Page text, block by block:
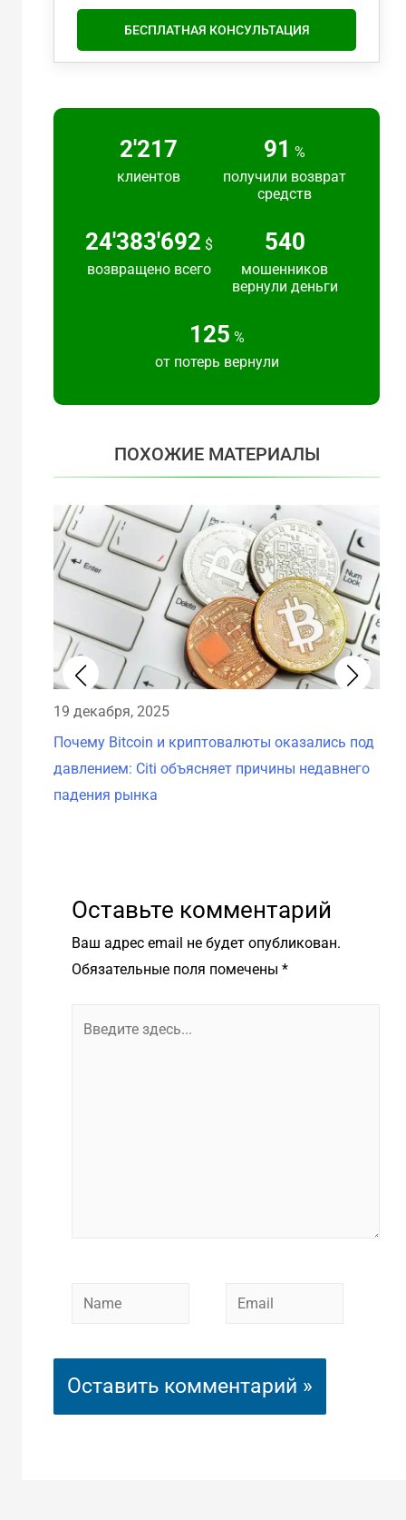
БЕСПЛАТНАЯ КОНСУЛЬТАЦИЯ
2'217
клиентов
91 %
получили возврат
средств
24'383'692 $
возвращено всего
540
мошенников
вернули деньги
125 %
от потерь вернули
ПОХОЖИЕ МАТЕРИАЛЫ
19 декабря, 2025
Почему Bitcoin и криптовалюты оказались под
давлением: Citi объясняет причины недавнего
падения рынка
Оставьте комментарий
Ваш адрес email не будет опубликован.
Обязательные поля помечены *
Name Email